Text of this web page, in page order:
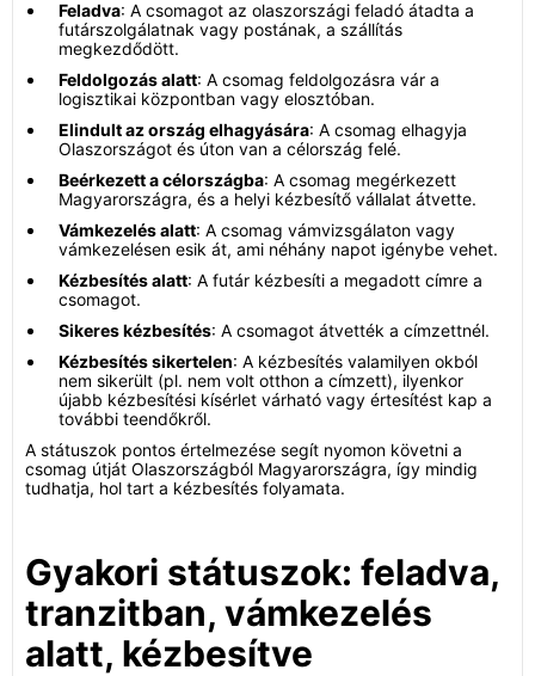
Feladva: A csomagot az olaszországi feladó átadta a
futárszolgálatnak vagy postának, a szállítás
megkezdődött.
Feldolgozás alatt: A csomag feldolgozásra vár a
logisztikai központban vagy elosztóban.
Elindult az ország elhagyására: A csomag elhagyja
Olaszországot és úton van a célország felé.
Beérkezett a célországba: A csomag megérkezett
Magyarországra, és a helyi kézbesítő vállalat átvette.
Vámkezelés alatt: A csomag vámvizsgálaton vagy
vámkezelésen esik át, ami néhány napot igénybe vehet.
Kézbesítés alatt: A futár kézbesíti a megadott címre a
csomagot.
Sikeres kézbesítés: A csomagot átvették a címzettnél.
Kézbesítés sikertelen: A kézbesítés valamilyen okból
nem sikerült (pl. nem volt otthon a címzett), ilyenkor
újabb kézbesítési kísérlet várható vagy értesítést kap a
további teendőkről.
A státuszok pontos értelmezése segít nyomon követni a
csomag útját Olaszországból Magyarországra, így mindig
tudhatja, hol tart a kézbesítés folyamata.
Gyakori státuszok: feladva,
tranzitban, vámkezelés
alatt, kézbesítve